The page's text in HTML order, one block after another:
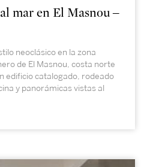
mar en El Masnou –
neoclásico en la zona
de El Masnou, costa norte
edificio catalogado, rodeado
y panorámicas vistas al